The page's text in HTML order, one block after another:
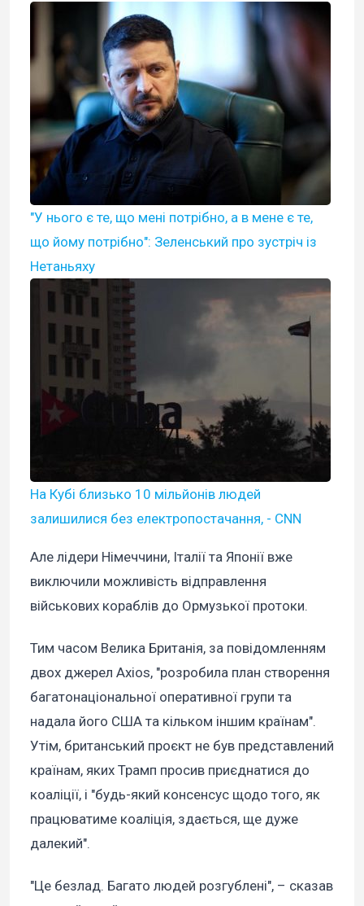
"У нього є те, що мені потрібно, а в мене є те,
що йому потрібно": Зеленський про зустріч із
Нетаньяху
На Кубі близько 10 мільйонів людей
залишилися без електропостачання, - CNN
Але лідери Німеччини, Італії та Японії вже
виключили можливість відправлення
військових кораблів до Ормузької протоки.
Тим часом Велика Британія, за повідомленням
двох джерел Axios, "розробила план створення
багатонаціональної оперативної групи та
надала його США та кільком іншим країнам".
Утім, британський проєкт не був представлений
країнам, яких Трамп просив приєднатися до
коаліції, і "будь-який консенсус щодо того, як
працюватиме коаліція, здається, ще дуже
далекий".
"Це безлад. Багато людей розгублені", – сказав